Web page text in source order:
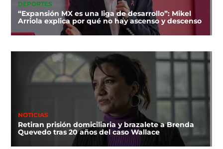
DEPORTES
“Expansión MX es una liga de desarrollo”: Mikel
Arriola explica por qué no hay ascenso y descenso
NOTICIAS
Retiran prisión domiciliaria y brazalete a Brenda
Quevedo tras 20 años del caso Wallace